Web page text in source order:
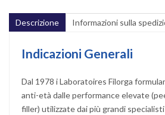
Descrizione Informazioni sulla
Indicazioni Generali
Dal 1978 i Laboratoires Filorga
anti-età dalle performance elevate
filler) utilizzate dai più grandi